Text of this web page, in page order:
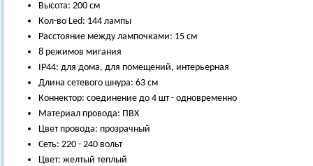
Высота: 200 см
Кол-во Led: 144 лампы
Расстояние между лампочками: 15 см
8 режимов мигания
IP44: для дома, для помещений, интерьерная
Длина сетевого шнура: 63 см
Коннектор: соединение до 4 шт - одновременно
Материал провода: ПВХ
Цвет провода: прозрачный
Сеть: 220 - 240 вольт
Цвет: желтый теплый